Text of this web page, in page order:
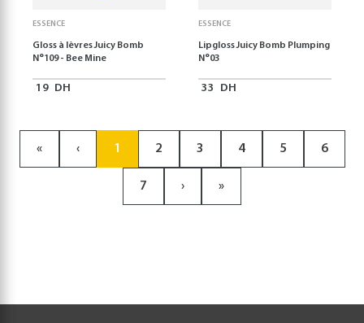
ESSENCE
Gloss à lèvres Juicy Bomb
N°109 - Bee Mine
19 DH
ESSENCE
Lipgloss Juicy Bomb Plumping
N°03
33 DH
« ‹ 1 2 3 4 5 6
7 › »